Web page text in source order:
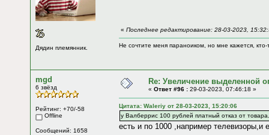
Дядин племянник.
« Последнее редактирование: 28-03-2023,
Не сочтите меня параноиком, но мне кажется,
mgd
6 звёзд
Рейтинг: +70/-58
Offline
Сообщений: 1658
Re: Увеличение выделенной
« Ответ #96 : 29-03-2023, 07:46:18 »
Цитата: Waleriy от 28-03-2023, 15:20:06
у Валберрис 100 рублей платный отказ от товара.
есть и по 1000 ,например телевизоры,и